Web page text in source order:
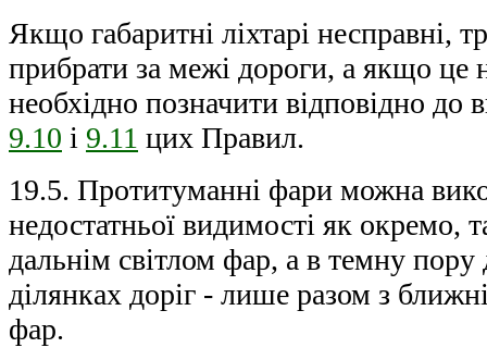
Якщо габаритні ліхтарі несправні,
прибрати за межі дороги, а якщо це
необхідно позначити відповідно до
9.10 і 9.11 цих Правил.
19.5. Протитуманні фари можна
недостатньої видимості як окремо,
дальнім світлом фар, а в темну пору
ділянках доріг - лише разом з
фар.